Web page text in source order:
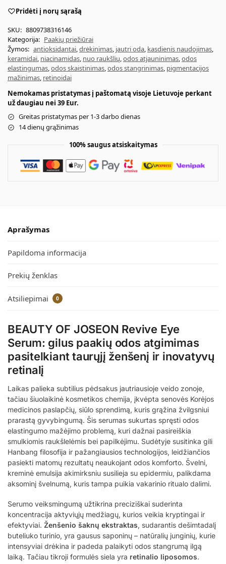
Pridėti į norų sąrašą
SKU: 8809738316146
Kategorija: Paakių priežiūrai
Žymos: antioksidantai,drėkinimas, jautri oda, kasdienis naudojimas,
keramidai, niacinamidas, nuo raukšlių,odos atjauninimas,odos
elastingumas,odos skaistinimas,odos stangrinimas, pigmentacijos
mažinimas, retinoidai
Nemokamas pristatymas į paštomatą visoje Lietuvoje perkant
už daugiau nei 39 Eur.
Greitas pristatymas per 1-3 darbo dienas
14 dienų grąžinimas
100% saugus atsiskaitymas
Aprašymas
Papildoma informacija
Prekių ženklas
Atsiliepimai 0
BEAUTY OF JOSEON Revive Eye
Serum: gilus paakių odos atgimimas
pasitelkiant taurųjį ženšenį ir inovatyvų
retinalį
Laikas palieka subtilius pėdsakus jautriausioje veido zonoje,
tačiau šiuolaikinė kosmetikos chemija, įkvėpta senovės Korėjos
medicinos paslapčių, siūlo sprendimą, kuris grąžina žvilgsniui
prarastą gyvybingumą. Šis serumas sukurtas spręsti odos
elastingumo mažėjimo problemą, kuri dažnai pasireiškia
smulkiomis raukšlelėmis bei papilkėjimu. Sudėtyje susitinka gili
Hanbang filosofija ir pažangiausios technologijos, leidžiančios
pasiekti matomų rezultatų neaukojant odos komforto. Švelni,
kreminė emulsija akimirksniu susilieja su epidermiu, palikdama
aksominį švelnumą, kuris tampa puikia vakarinio ritualo dalimi.
Serumo veiksmingumą užtikrina preciziškai suderinta
koncentracija aktyviųjų medžiagų, kurios veikia kryptingai ir
efektyviai. Ženšenio šaknų ekstraktas, sudarantis dešimtadalį
buteliuko turinio, yra gausus saponinų – natūralių junginių, kurie
intensyviai drėkina ir padeda palaikyti odos stangrumą ilgą
laiką. Tačiau tikroji formulės siela yra retinalio liposomos.